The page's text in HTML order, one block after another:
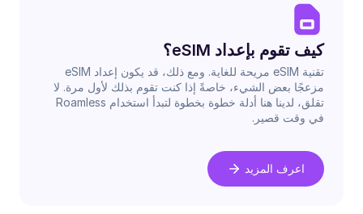
كيف تقوم بإعداد eSIM؟
تقنية eSIM مريحة للغاية. ومع ذلك، قد يكون إعداد eSIM
مزعجًا بعض الشيء، خاصةً إذا كنت تقوم بذلك لأول مرة. لا
تقلق، لدينا هنا أدلة خطوة بخطوة لتبدأ استخدام Roamless
في وقت قصير.
اعرف المزيد